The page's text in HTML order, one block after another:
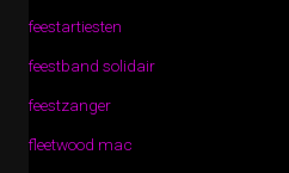
feestartiesten
feestband solidair
feestzanger
fleetwood mac